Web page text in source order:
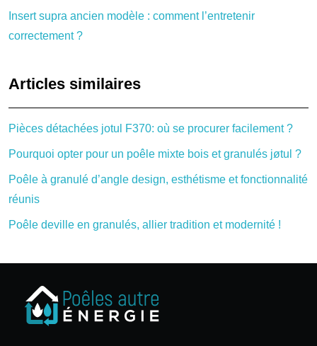
Insert supra ancien modèle : comment l’entretenir
correctement ?
Articles similaires
Pièces détachées jotul F370: où se procurer facilement ?
Pourquoi opter pour un poêle mixte bois et granulés jøtul ?
Poêle à granulé d’angle design, esthétisme et fonctionnalité
réunis
Poêle deville en granulés, allier tradition et modernité !